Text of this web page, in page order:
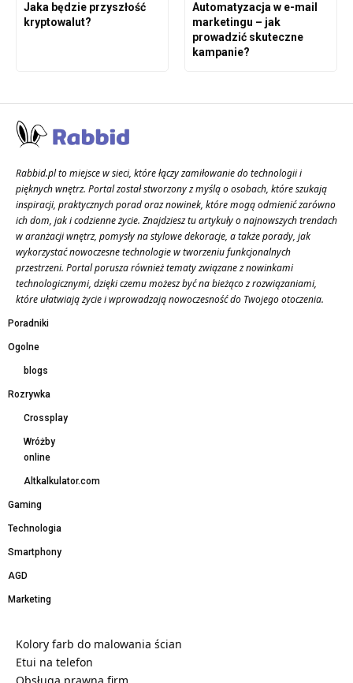
Jaka będzie przyszłość
kryptowalut?
Automatyzacja w e-mail
marketingu – jak
prowadzić skuteczne
kampanie?
Rabbid.pl to miejsce w sieci, które łączy zamiłowanie do technologii i
pięknych wnętrz. Portal został stworzony z myślą o osobach, które szukają
inspiracji, praktycznych porad oraz nowinek, które mogą odmienić zarówno
ich dom, jak i codzienne życie. Znajdziesz tu artykuły o najnowszych trendach
w aranżacji wnętrz, pomysły na stylowe dekoracje, a także porady, jak
wykorzystać nowoczesne technologie w tworzeniu funkcjonalnych
przestrzeni. Portal porusza również tematy związane z nowinkami
technologicznymi, dzięki czemu możesz być na bieżąco z rozwiązaniami,
które ułatwiają życie i wprowadzają nowoczesność do Twojego otoczenia.
Poradniki
Ogolne
blogs
Rozrywka
Crossplay
Wróżby
online
Altkalkulator.com
Gaming
Technologia
Smartphony
AGD
Marketing
Kolory farb do malowania ścian
Etui na telefon
Obsługa prawna firm